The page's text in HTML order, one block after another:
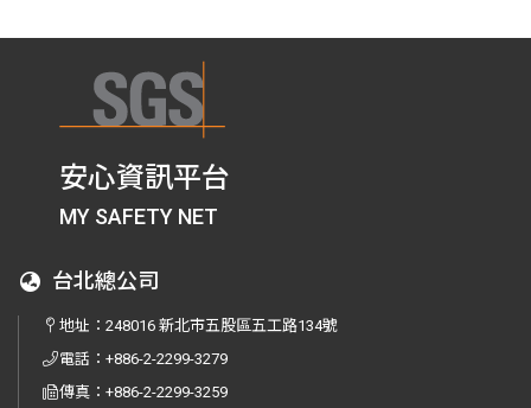
安心資訊平台
MY SAFETY NET
台北總公司
地址：248016 新北市五股區五工路134號
電話：+886-2-2299-3279
傳真：+886-2-2299-3259